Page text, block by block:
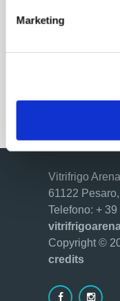
Marketing
Vitrifrigo
61122
Telefono: +
Copyright ©
credits